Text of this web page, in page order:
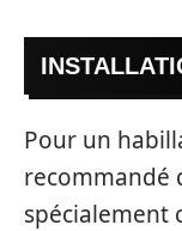
Pour un
recommandé
spécialement